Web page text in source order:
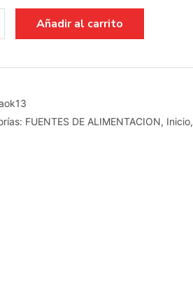
Añadir al carrito
FUENTES DE ALIMENTACION, Inicio,